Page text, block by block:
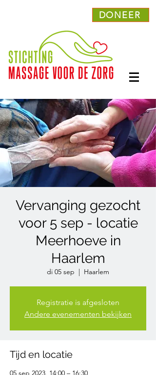
DONEER
Vervanging gezocht
voor 5 sep - locatie
Meerhoeve in
Haarlem
di 05 sep
  |
Haarlem
Registratie is afgesloten
Andere evenementen bekijken
Tijd en locatie
05 sep 2023, 14:00 – 16:30